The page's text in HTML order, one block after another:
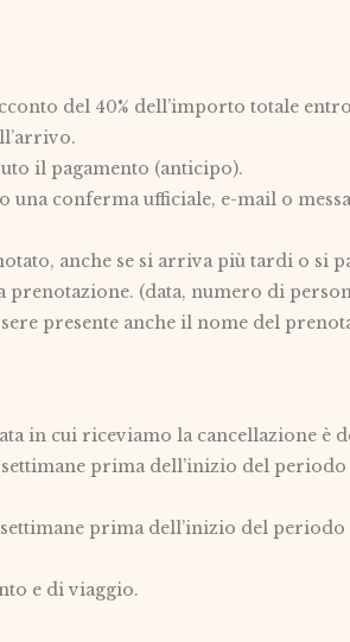
del 40% dell’importo totale
il pagamento (anticipo).
conferma ufficiale, e-mail o
anche se si arriva più tardi o si
(data, numero di
presente anche il nome del
in cui riceviamo la cancellazione è
prima dell’inizio del
prima dell’inizio del
e di viaggio.